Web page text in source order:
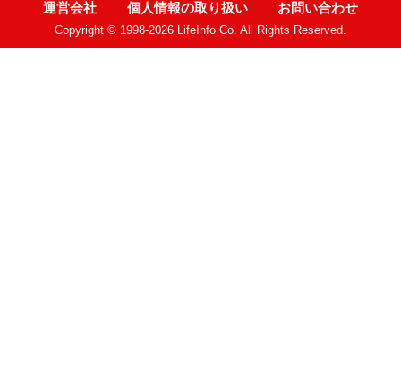
運営会社 個人情報の取り扱い お問い合わせ
Copyright © 1998-2026 LifeInfo Co. All Rights Reserved.